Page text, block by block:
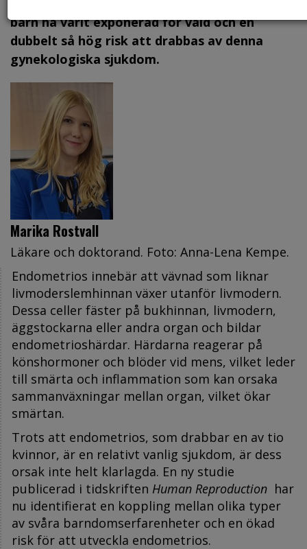
barn ha varit exponerad för våld och en
dubbelt så hög risk att drabbas av denna
gynekologiska sjukdom.
Marika Rostvall
Läkare och doktorand. Foto: Anna-Lena Kempe.
Endometrios innebär att vävnad som liknar
livmoderslemhinnan växer utanför livmodern.
Dessa celler fäster på bukhinnan, livmodern,
äggstockarna eller andra organ och bildar
endometrioshärdar. Härdarna reagerar på
könshormoner och blöder vid mens, vilket leder
till smärta och inflammation som kan orsaka
sammanväxningar mellan organ, vilket ökar
smärtan.
Trots att endometrios, som drabbar en av tio
kvinnor, är en relativt vanlig sjukdom, är dess
orsak inte helt klarlagda. En ny studie
publicerad i tidskriften Human Reproduction har
nu identifierat en koppling mellan olika typer
av svåra barndomserfarenheter och en ökad
risk för att utveckla endometrios.